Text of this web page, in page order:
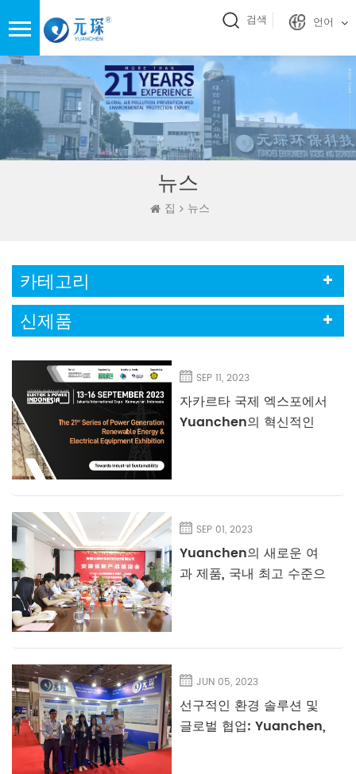
검색 언어
뉴스
집 뉴스
카테고리
신제품
SEP 11, 2023
자카르타 국제 엑스포에서
Yuanchen의 혁신적인
SEP 01, 2023
Yuanchen의 새로운 여
과 제품, 국내 최고 수준으
JUN 05, 2023
선구적인 환경 솔루션 및
글로벌 협업: Yuanchen,